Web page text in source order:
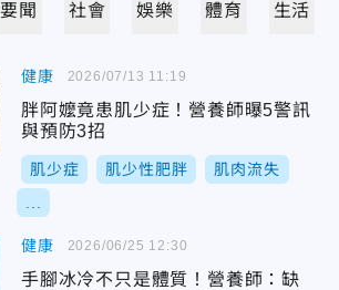
要聞 社會 娛樂 體育 生活
健康
胖阿嬤竟患肌少症！營養師曝5警訊
與預防3招
肌少症 肌少性肥胖 肌肉流失
2026/07/13 11:19
健康
手腳冰冷不只是體質！營養師：缺
2026/06/25 12:30